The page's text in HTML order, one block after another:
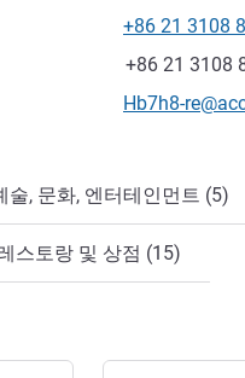
전화
+86 21 3108
팩스
+86 21 3108
E-mail
Hb7h8-
술, 문화, 엔터테인먼트 (5)
스토랑 및 상점 (15)